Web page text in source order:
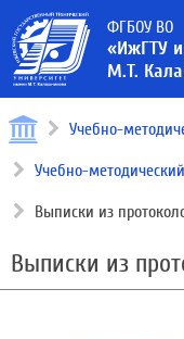
ФГБОУ ВО
«ИжГТУ
М.Т.
Учебно-
Учебно-
Выписки из
Выписки из